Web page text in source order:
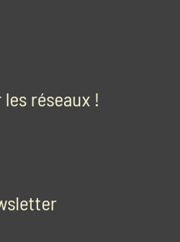
réseaux !